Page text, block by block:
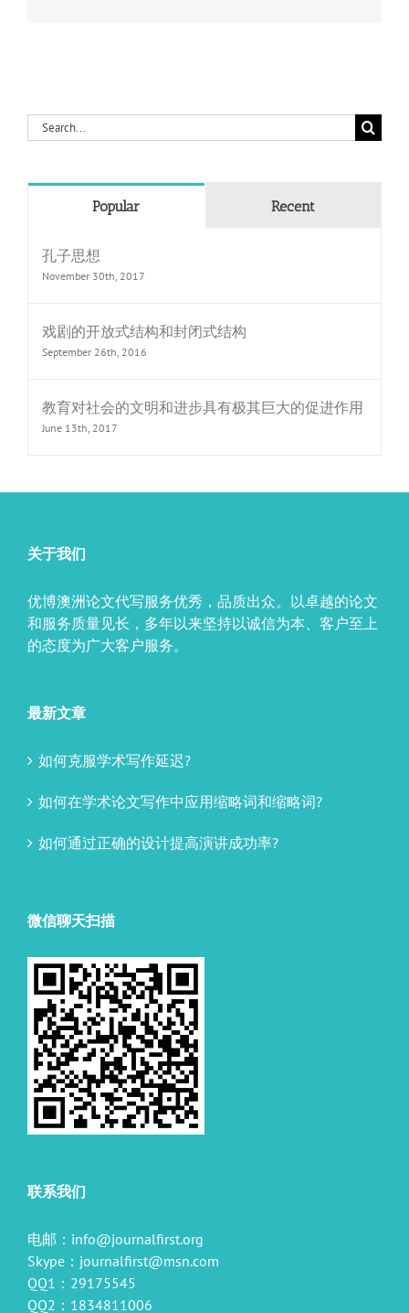
Search
for:
Popular Recent
孔子思想
November 30th, 2017
戏剧的开放式结构和封闭式结构
September 26th, 2016
教育对社会的文明和进步具有极其巨大的促进作用
June 13th, 2017
关于我们
优博澳洲论文代写服务优秀，品质出众。以卓越的论文
和服务质量见长，多年以来坚持以诚信为本、客户至上
的态度为广大客户服务。
最新文章
如何克服学术写作延迟?
如何在学术论文写作中应用缩略词和缩略词?
如何通过正确的设计提高演讲成功率?
微信聊天扫描
联系我们
电邮： info@journalfirst.org
Skype： journalfirst@msn.com
QQ1：29175545
QQ2：1834811006